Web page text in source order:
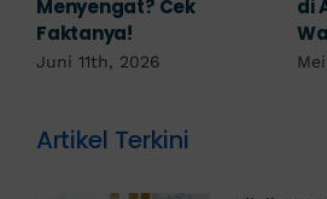
Selaput Dara yang
Robek? Ini Penjelasan
Dokter!